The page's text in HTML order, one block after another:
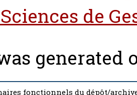
de
generated
fonctionnels du dépôt/